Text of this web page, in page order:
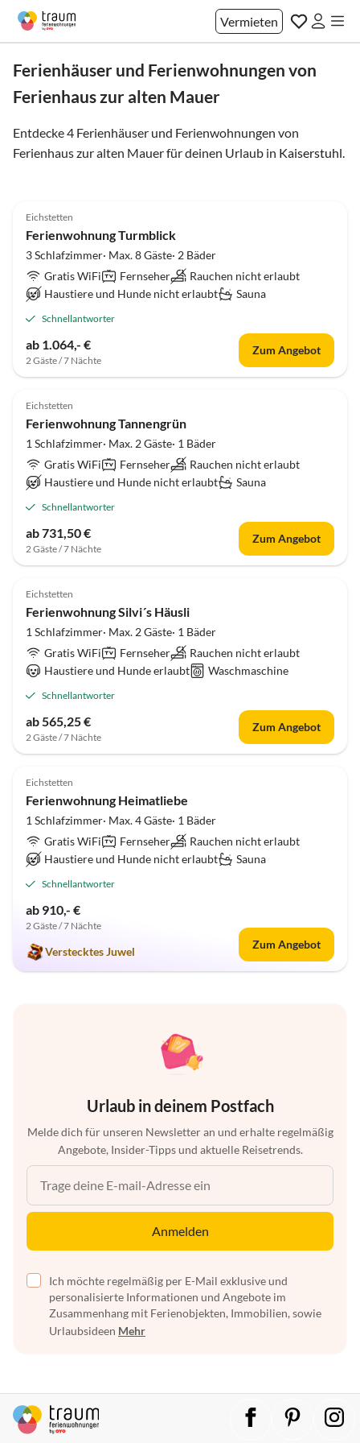
Vermieten
Ferienhäuser und Ferienwohnungen von
Ferienhaus zur alten Mauer
Entdecke 4 Ferienhäuser und Ferienwohnungen von
Ferienhaus zur alten Mauer für deinen Urlaub in Kaiserstuhl.
Eichstetten
Ferienwohnung Turmblick
3 Schlafzimmer· Max. 8 Gäste· 2 Bäder
Gratis WiFi
Fernseher
Rauchen nicht erlaubt
Haustiere und Hunde nicht erlaubt
Sauna
Schnellantworter
ab 1.064,- €
2 Gäste / 7 Nächte
Zum Angebot
5.0 (7)
Eichstetten
Ferienwohnung Tannengrün
1 Schlafzimmer· Max. 2 Gäste· 1 Bäder
Gratis WiFi
Fernseher
Rauchen nicht erlaubt
Haustiere und Hunde nicht erlaubt
Sauna
Schnellantworter
ab 731,50 €
2 Gäste / 7 Nächte
Zum Angebot
4.7 (3)
Eichstetten
Ferienwohnung Silvi´s Häusli
1 Schlafzimmer· Max. 2 Gäste· 1 Bäder
Gratis WiFi
Fernseher
Rauchen nicht erlaubt
Haustiere und Hunde erlaubt
Waschmaschine
Schnellantworter
ab 565,25 €
2 Gäste / 7 Nächte
Zum Angebot
4.9 (2)
Eichstetten
Ferienwohnung Heimatliebe
1 Schlafzimmer· Max. 4 Gäste· 1 Bäder
Gratis WiFi
Fernseher
Rauchen nicht erlaubt
Haustiere und Hunde nicht erlaubt
Sauna
Schnellantworter
ab 910,- €
2 Gäste / 7 Nächte
Verstecktes Juwel
Zum Angebot
Urlaub in deinem Postfach
Melde dich für unseren Newsletter an und erhalte regelmäßig
Angebote, Insider-Tipps und aktuelle Reisetrends.
Anmelden
Ich möchte regelmäßig per E-Mail exklusive und
personalisierte Informationen und Angebote im
Zusammenhang mit Ferienobjekten, Immobilien, sowie
Urlaubsideen Mehr